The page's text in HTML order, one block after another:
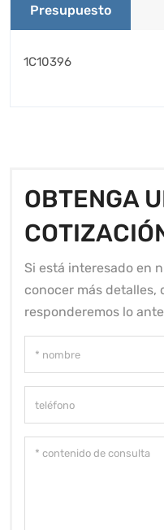
Presupuesto
1C10396
OBTENGA
Si está interesado en
conocer más detalles,
responderemos lo